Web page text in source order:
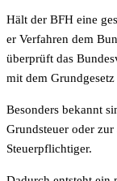
Hält der BFH eine
er Verfahren dem
überprüft das
mit dem
Besonders bekannt
Grundsteuer oder
Steuerpflichtiger.